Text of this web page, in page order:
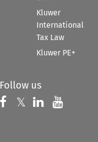
Kluwer
International
Tax Law
Kluwer PE+
Follow us
Follow us on
𝕏 Follow us on
Follow us